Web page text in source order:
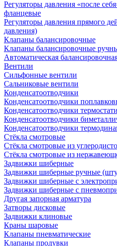
Регуляторы давления «после
фланцевые
Регуляторы давления прямого
давления)
Клапаны балансировочные
Клапаны балансировочные
Автоматическая
Вентили
Сильфонные вентили
Сальниковые вентили
Конденсатоотводчики
Конденсатоотводчики
Конденсатоотводчики
Конденсатоотводчики
Конденсатоотводчики
Стёкла смотровые
Стёкла смотровые из
Стёкла смотровые из
Задвижки шиберные
Задвижки шиберные ручные
Задвижки шиберные с
Задвижки шиберные с
Другая запорная арматура
Затворы дисковые
Задвижки клиновые
Краны шаровые
Клапаны пневматические
Клапаны продувки